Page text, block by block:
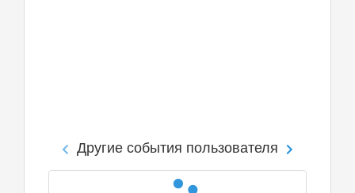
Другие события пользователя